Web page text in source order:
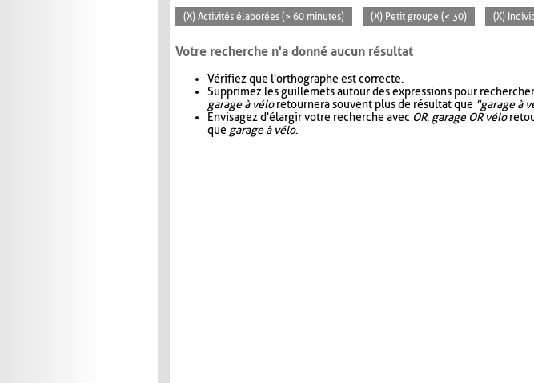
(X) Activités élaborées (> 60 minutes) (X) Petit groupe (< 30) (X)
Votre recherche n'a donné aucun résultat
Vérifiez que l'orthographe est correcte.
Supprimez les guillemets autour des expressions pour
garage à véloretournera souvent plus de résultat que "garage à
Envisagez d'élargir votre recherche avec OR. garage OR vélo
que garage à vélo.